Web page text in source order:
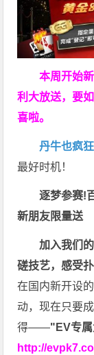
本周开始
利大放送，要
喜啦。
丹牛也疯
最好时机！
逐梦参赛!
新朋友限量送
加入我们
磋技艺，感受
在国内新开设
动，现在只要
得——"EV专
http://